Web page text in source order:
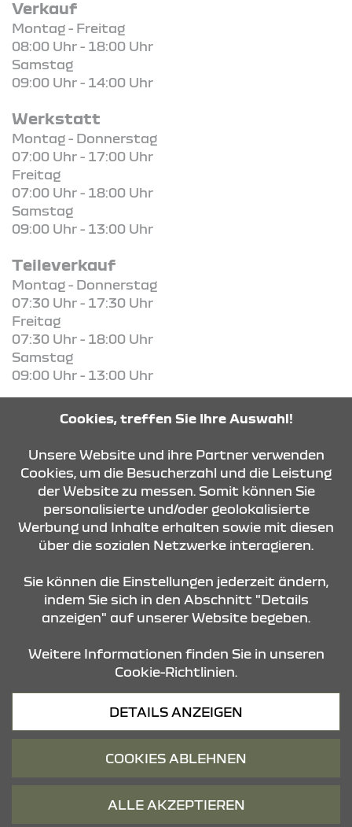
Verkauf
Montag - Freitag
08:00 Uhr - 18:00 Uhr
Samstag
09:00 Uhr - 14:00 Uhr
Werkstatt
Montag - Donnerstag
07:00 Uhr - 17:00 Uhr
Freitag
07:00 Uhr - 18:00 Uhr
Samstag
09:00 Uhr - 13:00 Uhr
Teileverkauf
Montag - Donnerstag
07:30 Uhr - 17:30 Uhr
Freitag
07:30 Uhr - 18:00 Uhr
Samstag
09:00 Uhr - 13:00 Uhr
KONTAKT & ANFAHRT
ÖFFNUNGSZEITEN
STANDORTE
© 2026 Dacia
Cookies, treffen Sie Ihre Auswahl!
Unsere Website und ihre Partner verwenden
Cookies, um die Besucherzahl und die Leistung
der Website zu messen. Somit können Sie
personalisierte und/oder geolokalisierte
Werbung und Inhalte erhalten sowie mit diesen
über die sozialen Netzwerke interagieren.
Sie können die Einstellungen jederzeit ändern,
indem Sie sich in den Abschnitt "Details
anzeigen" auf unserer Website begeben.
Weitere Informationen finden Sie in unseren
Cookie-Richtlinien.
DETAILS ANZEIGEN
COOKIES ABLEHNEN
ALLE AKZEPTIEREN